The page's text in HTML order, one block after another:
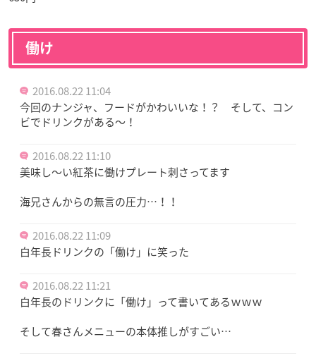
働け
2016.08.22 11:04
今回のナンジャ、フードがかわいいな！？ そして、コン
ビでドリンクがある～！
2016.08.22 11:10
美味し～い紅茶に働けプレート刺さってます
海兄さんからの無言の圧力…！！
2016.08.22 11:09
白年長ドリンクの「働け」に笑った
2016.08.22 11:21
白年長のドリンクに「働け」って書いてあるｗｗｗ
そして春さんメニューの本体推しがすごい…